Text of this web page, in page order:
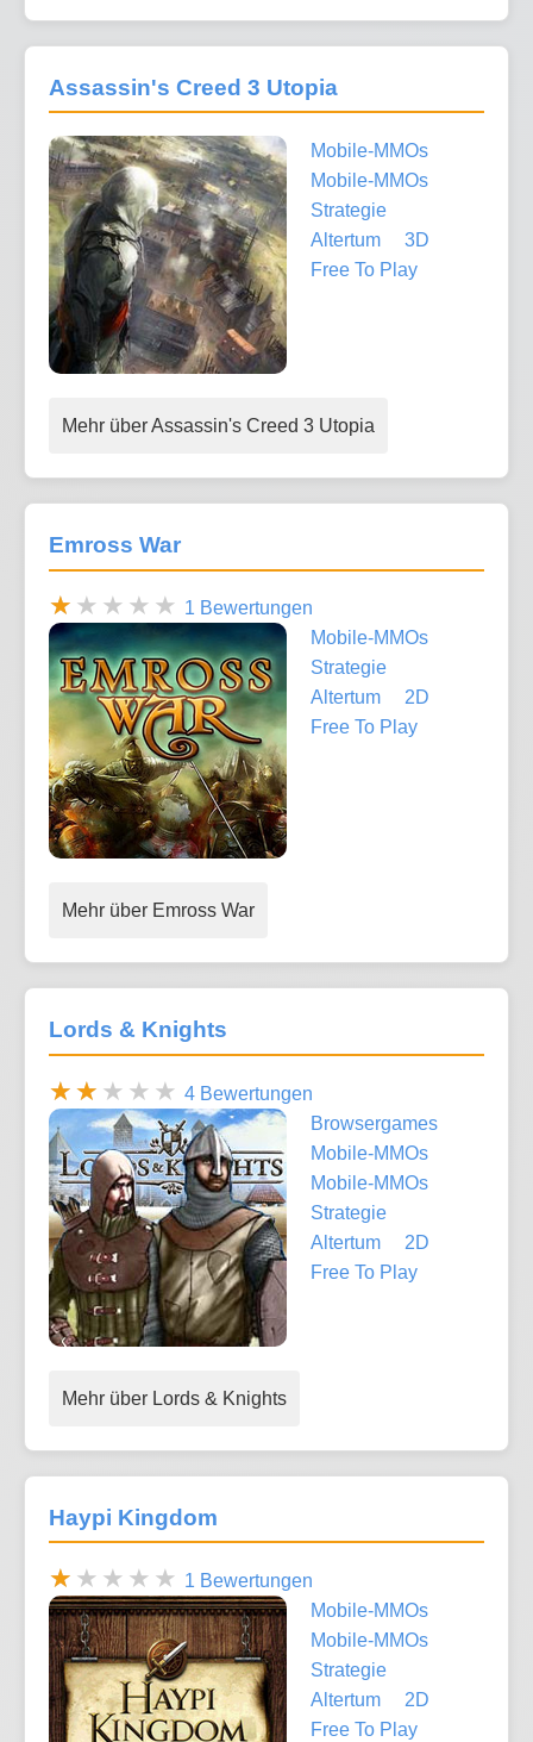
Assassin's Creed 3 Utopia
Mobile-MMOs
Mobile-MMOs
Strategie
Altertum
3D
Free To Play
Mehr über Assassin's Creed 3 Utopia
Emross War
1 Bewertungen
Mobile-MMOs
Strategie
Altertum
2D
Free To Play
Mehr über Emross War
Lords & Knights
4 Bewertungen
Browsergames
Mobile-MMOs
Mobile-MMOs
Strategie
Altertum
2D
Free To Play
Mehr über Lords & Knights
Haypi Kingdom
1 Bewertungen
Mobile-MMOs
Mobile-MMOs
Strategie
Altertum
2D
Free To Play